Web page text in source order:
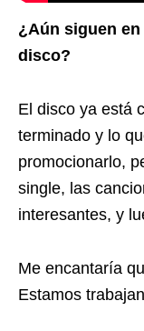
¿Aún siguen
disco?
El disco ya está
terminado y lo
promocionarlo,
single, las
interesantes, y
Me encantaría
Estamos